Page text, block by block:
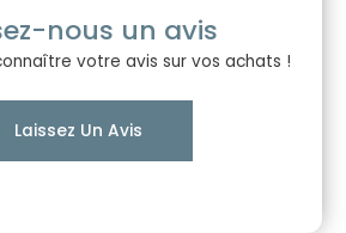
nous un avis
votre avis sur vos achats !
Laissez Un Avis